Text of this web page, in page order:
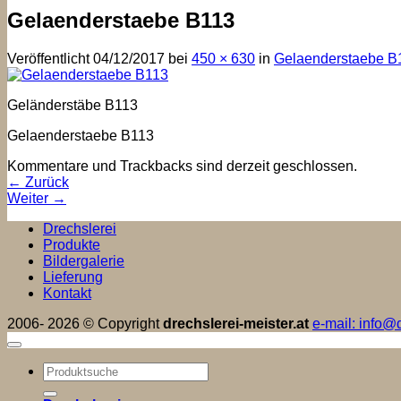
Gelaenderstaebe B113
Veröffentlicht04/12/2017 bei 450 × 630 in Gelaenderstaebe
Geländerstäbe B113
Gelaenderstaebe B113
Kommentare und Trackbacks sind derzeit geschlossen.
← Zurück
Weiter →
Drechslerei
Produkte
Bildergalerie
Lieferung
Kontakt
2006- 2026 © Copyrightdrechslerei-meister.at e-mail:
Suchen
nach: